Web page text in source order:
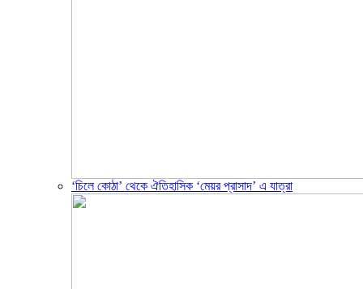
‘চিলে কোঠা’ থেকে ঐতিহাসিক ‘মেয়র প্রাসাদ’ এ যাত্রা